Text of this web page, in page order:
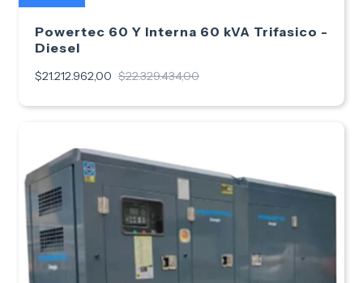
Powertec 60 Y Interna 60 kVA Trifasico -
Diesel
$21.212.962,00 $22.329.434,00